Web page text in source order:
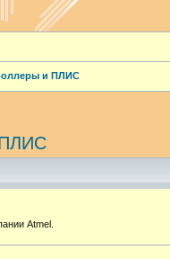
и ПЛИС
ПЛИС
Atmel.